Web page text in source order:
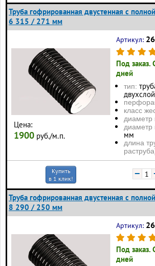
Труба гофрированная двустенная с
6 315 / 271 мм
Цена:
1900 руб./м.п.
Артикул:
Под заказ.
дней
тип:
класс
диаметр
диаметр
мм
длина
Купить
в 1 клик!
−
Труба гофрированная двустенная с
8 290 / 250 мм
Артикул:
Под заказ.
дней